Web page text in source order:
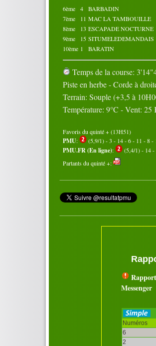
6ème 4
BARBADIN
7ème
11 MAC LA TAMBOUILLE
8ème
13 ESCAPADE NOCTURNE
9ème
15 SITUMELEDEMANDAIS
10ème 1 BARATIN
Temps de la course:
Piste en herbe - Corde à
Terrain: Souple (+3,5 à
Température: 9°C - Vent: 25
Favoris du quinté + (13H51)
PMU: (5,9/1) - 3 - 14 - 6 - 11 - 8 -
PMU.FR (En ligne):
(5,4/1) - 14
Partants du quinté +:
Messenger
Numéros
6
2